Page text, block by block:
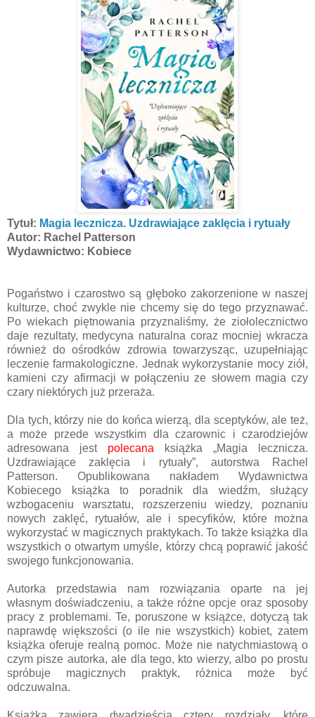
Tytuł: Magia lecznicza. Uzdrawiające zaklęcia i rytuały
Autor: Rachel Patterson
Wydawnictwo: Kobiece
Pogaństwo i czarostwo są głęboko zakorzenione w naszej
kulturze, choć zwykle nie chcemy się do tego przyznawać.
Po wiekach piętnowania przyznaliśmy, że ziołolecznictwo
daje rezultaty, medycyna naturalna coraz mocniej wkracza
również do ośrodków zdrowia towarzysząc, uzupełniając
leczenie farmakologiczne. Jednak wykorzystanie mocy ziół,
kamieni czy afirmacji w połączeniu ze słowem magia czy
czary niektórych już przeraża.
Dla tych, którzy nie do końca wierzą, dla sceptyków, ale też,
a może przede wszystkim dla czarownic i czarodziejów
adresowana jest polecana książka „Magia lecznicza.
Uzdrawiające zaklęcia i rytuały”, autorstwa Rachel
Patterson. Opublikowana nakładem Wydawnictwa
Kobiecego książka to poradnik dla wiedźm, służący
wzbogaceniu warsztatu, rozszerzeniu wiedzy, poznaniu
nowych zaklęć, rytuałów, ale i specyfików, które można
wykorzystać w magicznych praktykach. To także książka dla
wszystkich o otwartym umyśle, którzy chcą poprawić jakość
swojego funkcjonowania.
Autorka przedstawia nam rozwiązania oparte na jej
własnym doświadczeniu, a także różne opcje oraz sposoby
pracy z problemami. Te, poruszone w książce, dotyczą tak
naprawdę większości (o ile nie wszystkich) kobiet, zatem
książka oferuje realną pomoc. Może nie natychmiastową o
czym pisze autorka, ale dla tego, kto wierzy, albo po prostu
spróbuje magicznych praktyk, różnica może być
odczuwalna.